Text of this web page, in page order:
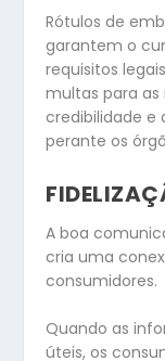
Rótulos de
garantem o
requisitos
multas para
credibilidade e
perante os
A boa
cria uma
consumidores.
Quando as
úteis, os